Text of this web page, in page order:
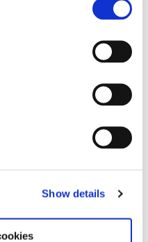
Show details
Newsletter